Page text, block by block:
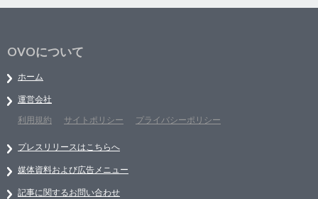
OVOについて
ホーム
運営会社
利用規約
サイトポリシー プライバシーポリシー
プレスリリースはこちらへ
媒体資料および広告メニュー
記事に関するお問い合わせ